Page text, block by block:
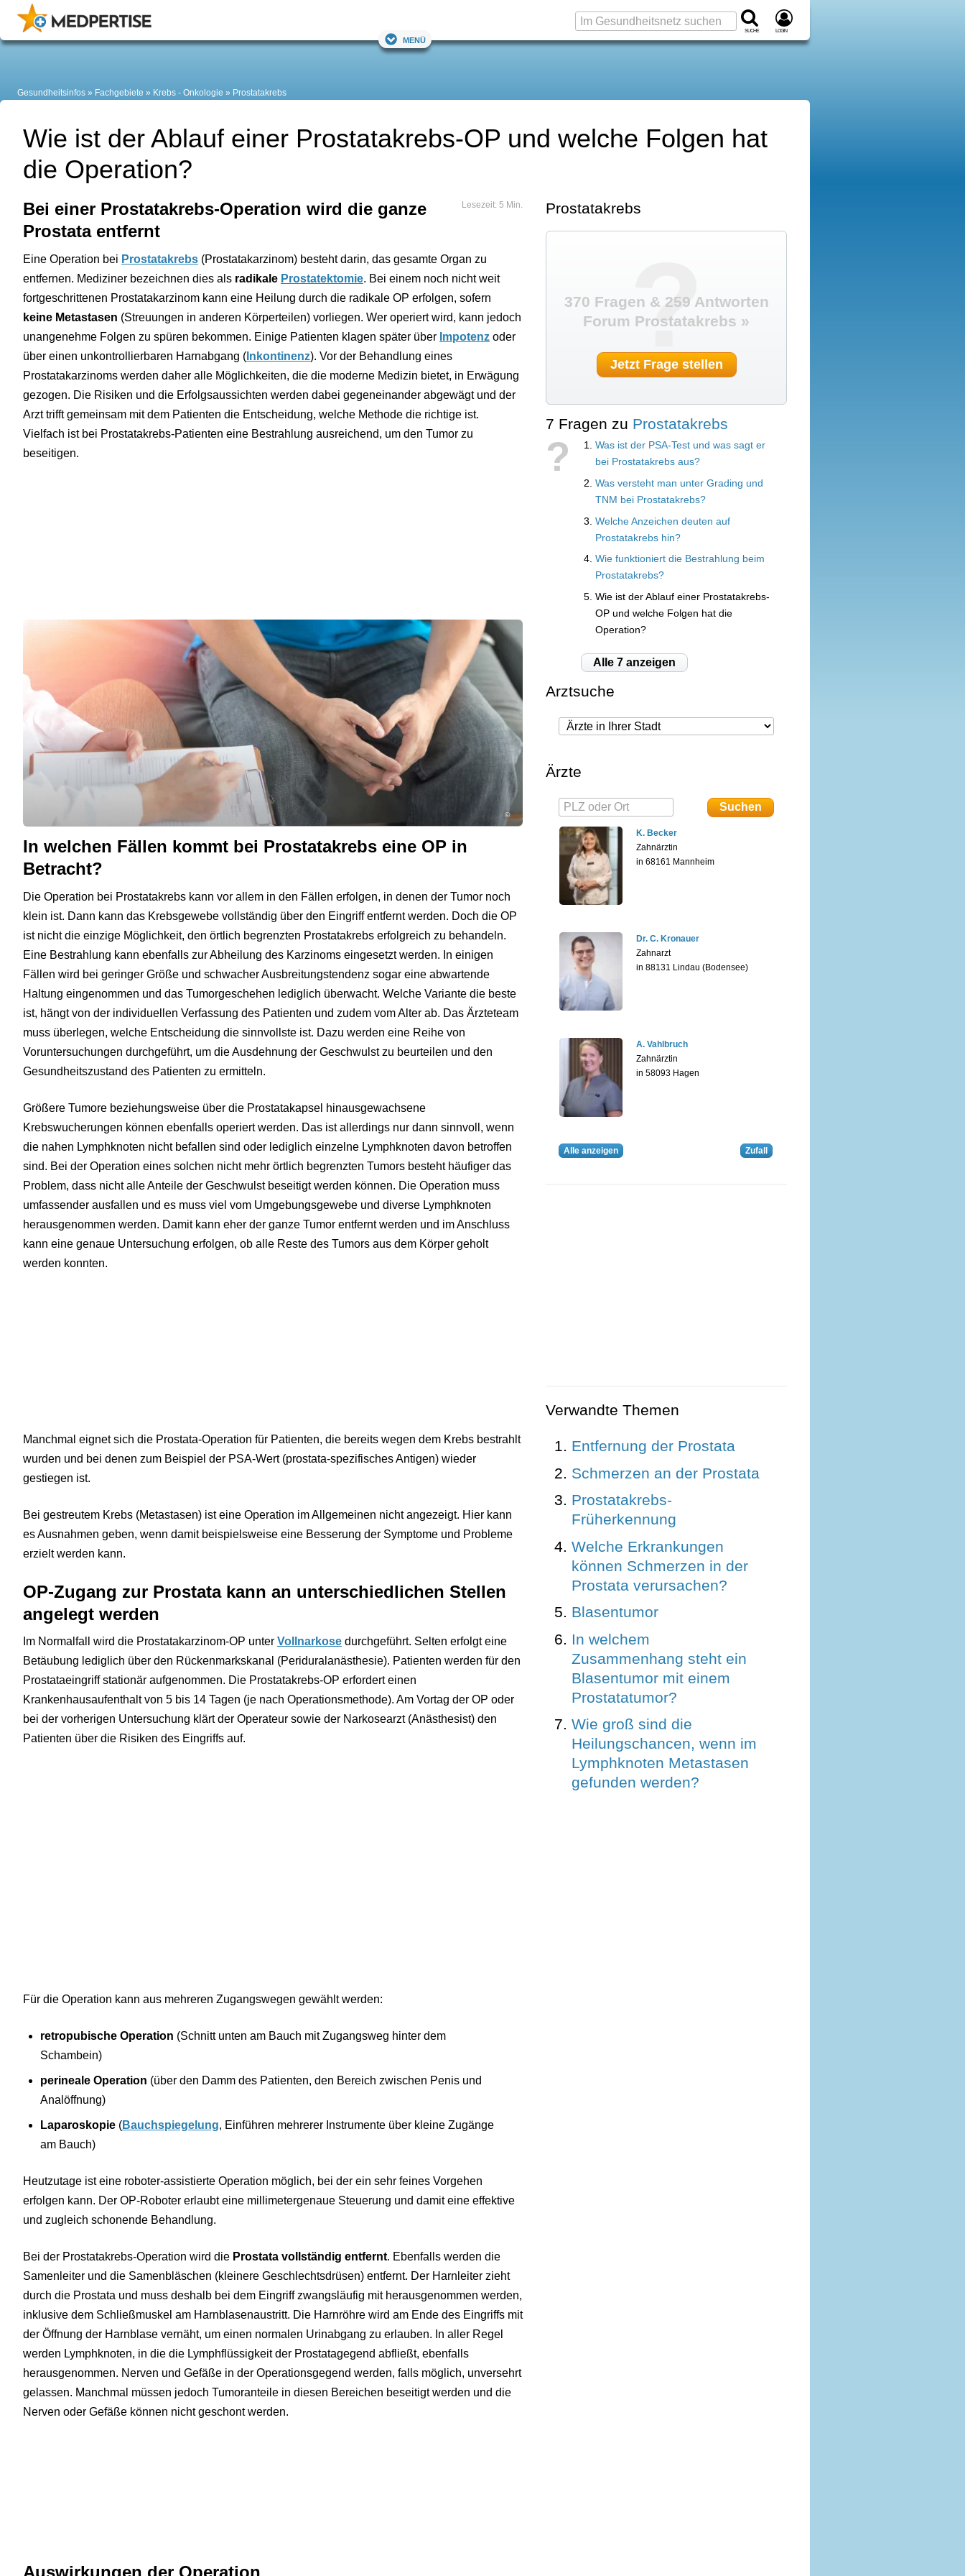
Suche Login
Menü
Gesundheitsinfos Fachgebiete Krebs - Onkologie Prostatakrebs
Wie ist der Ablauf einer Prostatakrebs-OP und welche Folgen hat
die Operation?
Lesezeit: 5 Min.
Bei einer Prostatakrebs-Operation wird die ganze
Prostata entfernt
Eine Operation bei Prostatakrebs (Prostatakarzinom) besteht darin, das gesamte Organ zu
entfernen. Mediziner bezeichnen dies als radikale Prostatektomie. Bei einem noch nicht weit
fortgeschrittenen Prostatakarzinom kann eine Heilung durch die radikale OP erfolgen, sofern
keine Metastasen (Streuungen in anderen Körperteilen) vorliegen. Wer operiert wird, kann jedoch
unangenehme Folgen zu spüren bekommen. Einige Patienten klagen später über Impotenz oder
über einen unkontrollierbaren Harnabgang ( Inkontinenz). Vor der Behandlung eines
Prostatakarzinoms werden daher alle Möglichkeiten, die die moderne Medizin bietet, in Erwägung
gezogen. Die Risiken und die Erfolgsaussichten werden dabei gegeneinander abgewägt und der
Arzt trifft gemeinsam mit dem Patienten die Entscheidung, welche Methode die richtige ist.
Vielfach ist bei Prostatakrebs-Patienten eine Bestrahlung ausreichend, um den Tumor zu
beseitigen.
©
In welchen Fällen kommt bei Prostatakrebs eine OP in
Betracht?
Die Operation bei Prostatakrebs kann vor allem in den Fällen erfolgen, in denen der Tumor noch
klein ist. Dann kann das Krebsgewebe vollständig über den Eingriff entfernt werden. Doch die OP
ist nicht die einzige Möglichkeit, den örtlich begrenzten Prostatakrebs erfolgreich zu behandeln.
Eine Bestrahlung kann ebenfalls zur Abheilung des Karzinoms eingesetzt werden. In einigen
Fällen wird bei geringer Größe und schwacher Ausbreitungstendenz sogar eine abwartende
Haltung eingenommen und das Tumorgeschehen lediglich überwacht. Welche Variante die beste
ist, hängt von der individuellen Verfassung des Patienten und zudem vom Alter ab. Das Ärzteteam
muss überlegen, welche Entscheidung die sinnvollste ist. Dazu werden eine Reihe von
Voruntersuchungen durchgeführt, um die Ausdehnung der Geschwulst zu beurteilen und den
Gesundheitszustand des Patienten zu ermitteln.
Größere Tumore beziehungsweise über die Prostatakapsel hinausgewachsene
Krebswucherungen können ebenfalls operiert werden. Das ist allerdings nur dann sinnvoll, wenn
die nahen Lymphknoten nicht befallen sind oder lediglich einzelne Lymphknoten davon betroffen
sind. Bei der Operation eines solchen nicht mehr örtlich begrenzten Tumors besteht häufiger das
Problem, dass nicht alle Anteile der Geschwulst beseitigt werden können. Die Operation muss
umfassender ausfallen und es muss viel vom Umgebungsgewebe und diverse Lymphknoten
herausgenommen werden. Damit kann eher der ganze Tumor entfernt werden und im Anschluss
kann eine genaue Untersuchung erfolgen, ob alle Reste des Tumors aus dem Körper geholt
werden konnten.
Manchmal eignet sich die Prostata-Operation für Patienten, die bereits wegen dem Krebs bestrahlt
wurden und bei denen zum Beispiel der PSA-Wert (prostata-spezifisches Antigen) wieder
gestiegen ist.
Bei gestreutem Krebs (Metastasen) ist eine Operation im Allgemeinen nicht angezeigt. Hier kann
es Ausnahmen geben, wenn damit beispielsweise eine Besserung der Symptome und Probleme
erzielt werden kann.
OP-Zugang zur Prostata kann an unterschiedlichen Stellen
angelegt werden
Im Normalfall wird die Prostatakarzinom-OP unter Vollnarkose durchgeführt. Selten erfolgt eine
Betäubung lediglich über den Rückenmarkskanal (Periduralanästhesie). Patienten werden für den
Prostataeingriff stationär aufgenommen. Die Prostatakrebs-OP erfordert einen
Krankenhausaufenthalt von 5 bis 14 Tagen (je nach Operationsmethode). Am Vortag der OP oder
bei der vorherigen Untersuchung klärt der Operateur sowie der Narkosearzt (Anästhesist) den
Patienten über die Risiken des Eingriffs auf.
Für die Operation kann aus mehreren Zugangswegen gewählt werden:
retropubische Operation (Schnitt unten am Bauch mit Zugangsweg hinter dem
Schambein)
perineale Operation (über den Damm des Patienten, den Bereich zwischen Penis und
Analöffnung)
Laparoskopie (Bauchspiegelung, Einführen mehrerer Instrumente über kleine Zugänge
am Bauch)
Heutzutage ist eine roboter-assistierte Operation möglich, bei der ein sehr feines Vorgehen
erfolgen kann. Der OP-Roboter erlaubt eine millimetergenaue Steuerung und damit eine effektive
und zugleich schonende Behandlung.
Bei der Prostatakrebs-Operation wird die Prostata vollständig entfernt. Ebenfalls werden die
Samenleiter und die Samenbläschen (kleinere Geschlechtsdrüsen) entfernt. Der Harnleiter zieht
durch die Prostata und muss deshalb bei dem Eingriff zwangsläufig mit herausgenommen werden,
inklusive dem Schließmuskel am Harnblasenaustritt. Die Harnröhre wird am Ende des Eingriffs mit
der Öffnung der Harnblase vernäht, um einen normalen Urinabgang zu erlauben. In aller Regel
werden Lymphknoten, in die die Lymphflüssigkeit der Prostatagegend abfließt, ebenfalls
herausgenommen. Nerven und Gefäße in der Operationsgegend werden, falls möglich, unversehrt
gelassen. Manchmal müssen jedoch Tumoranteile in diesen Bereichen beseitigt werden und die
Nerven oder Gefäße können nicht geschont werden.
Prostatakrebs
?
370 Fragen & 259 Antworten
Forum Prostatakrebs »
Jetzt Frage stellen
7 Fragen zu Prostatakrebs
?
Was ist der PSA-Test und was sagt er
bei Prostatakrebs aus?
Was versteht man unter Grading und
TNM bei Prostatakrebs?
Welche Anzeichen deuten auf
Prostatakrebs hin?
Wie funktioniert die Bestrahlung beim
Prostatakrebs?
Wie ist der Ablauf einer Prostatakrebs-
OP und welche Folgen hat die
Operation?
Alle 7 anzeigen
Arztsuche
Ärzte
K. Becker
Zahnärztin
in 68161 Mannheim
Dr. C. Kronauer
Zahnarzt
in 88131 Lindau (Bodensee)
A. Vahlbruch
Zahnärztin
in 58093 Hagen
Alle anzeigen Zufall
Verwandte Themen
Entfernung der Prostata
Schmerzen an der Prostata
Prostatakrebs-
Früherkennung
Welche Erkrankungen
können Schmerzen in der
Prostata verursachen?
Blasentumor
In welchem
Zusammenhang steht ein
Blasentumor mit einem
Prostatatumor?
Wie groß sind die
Heilungschancen, wenn im
Lymphknoten Metastasen
gefunden werden?